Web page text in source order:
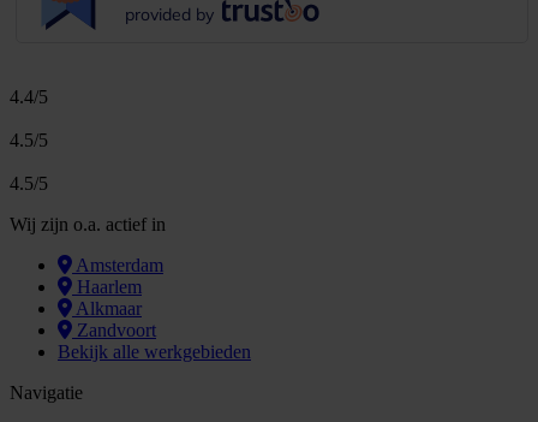
provided by
4.4/5
4.5/5
4.5/5
Wij zijn o.a. actief in
Amsterdam
Haarlem
Alkmaar
Zandvoort
Bekijk alle werkgebieden
Navigatie